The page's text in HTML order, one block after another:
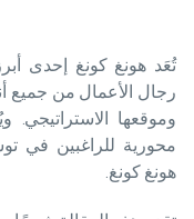
تُعَد هونغ كونغ إحدى
رجال الأعمال من جميع
وموقعها
محورية للراغبين في
هونغ كونغ.